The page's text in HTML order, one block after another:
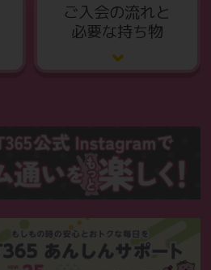
ご入会の流れと
必要な持ち物